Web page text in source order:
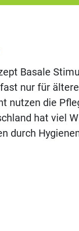
Basale
nur für
nutzen die
hat viel
durch